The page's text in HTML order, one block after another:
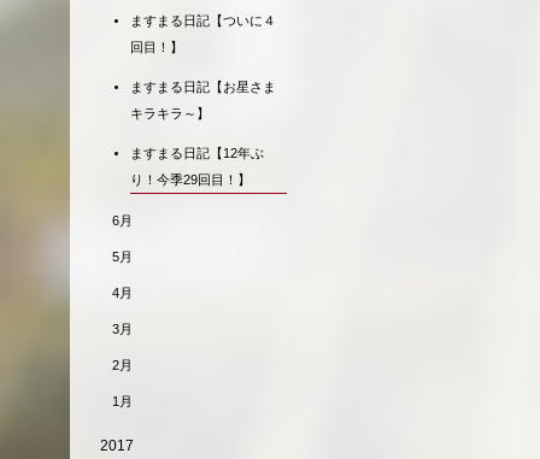
ますまる日記【ついに４
回目！】
ますまる日記【お星さま
キラキラ～】
ますまる日記【12年ぶ
り！今季29回目！】
6月
5月
4月
3月
2月
1月
2017